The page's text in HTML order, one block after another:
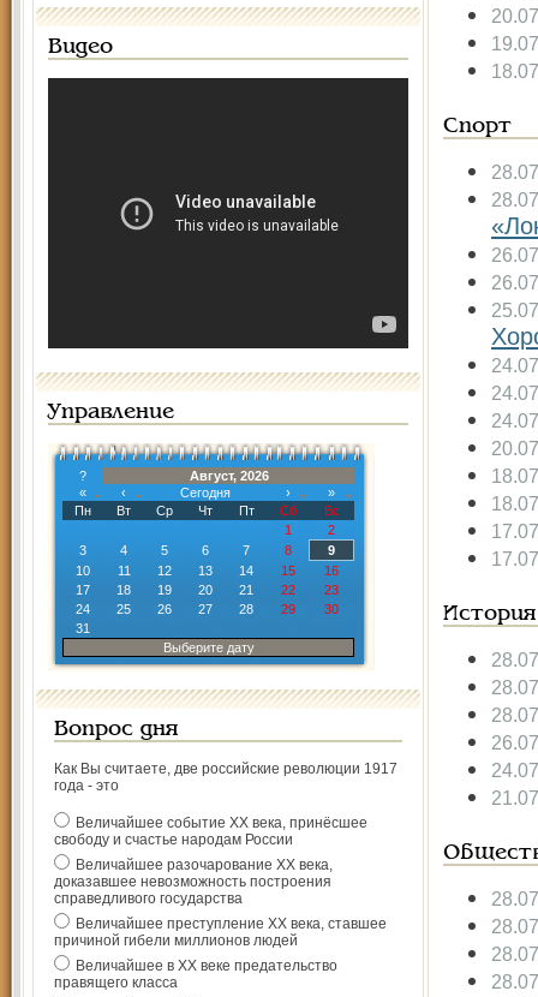
Видео
Управление
?
Август, 2026
«
‹ Сегодня ›
»
Пн
Вт Ср Чт Пт Сб
Вс
1
2
3
4 5 6 7 8
9
10
11 12 13 14 15
16
17
18 19 20 21 22
23
24
25 26 27 28 29
30
31
Выберите дату
Вопрос дня
Как Вы считаете, две российские революции 1917
года - это
Величайшее событие ХХ века, принёсшее
свободу и счастье народам России
Величайшее разочарование ХХ века,
доказавшее невозможность построения
справедливого государства
Величайшее преступление ХХ века, ставшее
причиной гибели миллионов людей
Величайшее в ХХ веке предательство
правящего класса
Спорт
История